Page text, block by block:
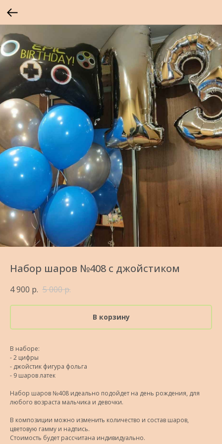
Набор шаров №408 с джойстиком
4 900 р. 5 000р.
В корзину
В наборе:
- 2 цифры
- джойстик фигура фольга
- 9 шаров латек
Набор шаров №408 идеально подойдет на день рождения, для
любого возраста мальчика и девочки.
В композиции можно изменить количество и состав шаров,
цветовую гамму и надпись.
Стоимость будет рассчитана индивидуально.